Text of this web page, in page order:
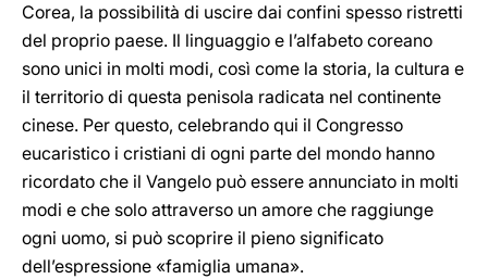
Corea, la possibilità di uscire dai confini spesso ristretti
del proprio paese. Il linguaggio e l’alfabeto coreano
sono unici in molti modi, così come la storia, la cultura e
il territorio di questa penisola radicata nel continente
cinese. Per questo, celebrando qui il Congresso
eucaristico i cristiani di ogni parte del mondo hanno
ricordato che il Vangelo può essere annunciato in molti
modi e che solo attraverso un amore che raggiunge
ogni uomo, si può scoprire il pieno significato
dell’espressione «famiglia umana».